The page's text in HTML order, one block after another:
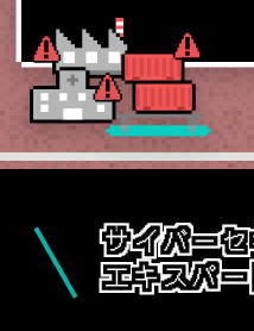
サイバー
エキスパ